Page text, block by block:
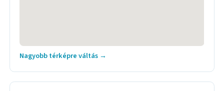
Nagyobb térképre váltás →